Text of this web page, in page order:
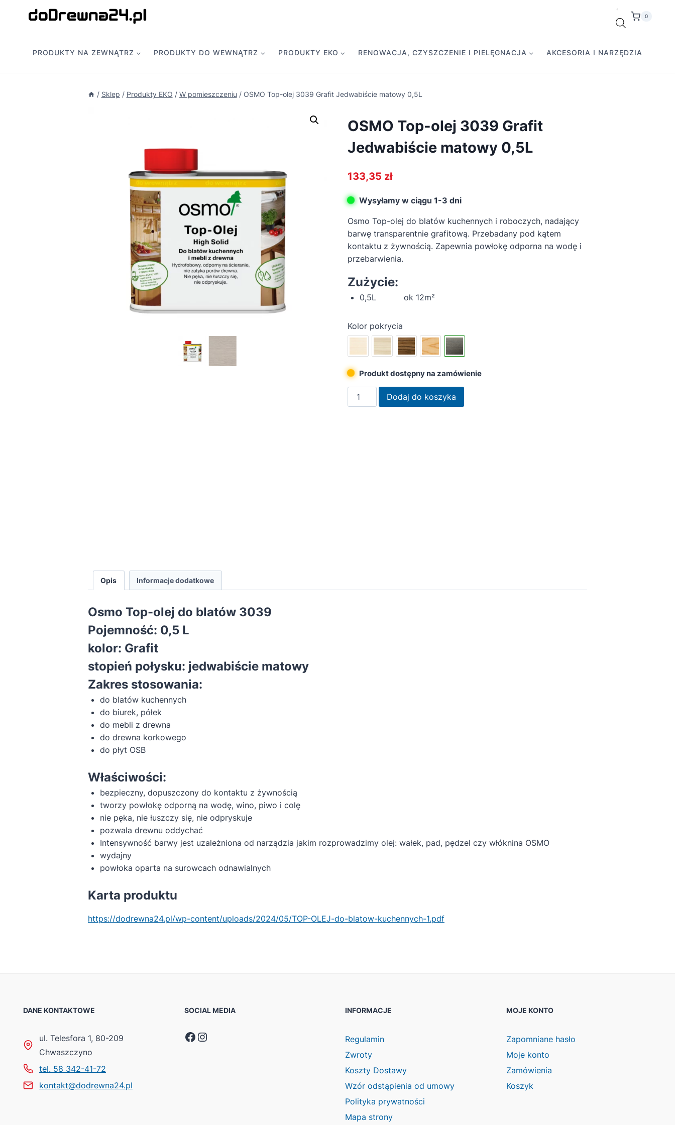
0
PRODUKTY NA ZEWNĄTRZ PRODUKTY DO WEWNĄTRZ PRODUKTY EKO RENOWACJA, CZYSZCZENIE I PIELĘGNACJA AKCESORIA I NARZĘDZIA
/ Sklep / Produkty EKO / W pomieszczeniu / OSMO Top-olej 3039 Grafit Jedwabiście matowy 0,5L
OSMO Top-olej 3039 Grafit
Jedwabiście matowy 0,5L
133,35 zł
Wysyłamy w ciągu 1-3 dni
Osmo Top-olej do blatów kuchennych i roboczych, nadający
barwę transparentnie grafitową. Przebadany pod kątem
kontaktu z żywnością. Zapewnia powłokę odporna na wodę i
przebarwienia.
Zużycie:
0,5L ok 12m²
Kolor pokrycia
Produkt dostępny na zamówienie
ilość
OSMO
Dodaj do koszyka
Opis Informacje dodatkowe
Osmo Top-olej do blatów 3039
Pojemność: 0,5 L
kolor: Grafit
stopień połysku: jedwabiście matowy
Zakres stosowania:
do blatów kuchennych
do biurek, półek
do mebli z drewna
do drewna korkowego
do płyt OSB
Właściwości:
bezpieczny, dopuszczony do kontaktu z żywnością
tworzy powłokę odporną na wodę, wino, piwo i colę
nie pęka, nie łuszczy się, nie odpryskuje
pozwala drewnu oddychać
Intensywność barwy jest uzależniona od narządzia jakim rozprowadzimy olej: wałek, pad, pędzel czy włóknina OSMO
wydajny
powłoka oparta na surowcach odnawialnych
Karta produktu
https://dodrewna24.pl/wp-content/uploads/2024/05/TOP-OLEJ-do-blatow-kuchennych-1.pdf
DANE KONTAKTOWE
ul. Telesfora 1, 80-209
Chwaszczyno
tel. 58 342-41-72
kontakt@dodrewna24.pl
SOCIAL MEDIA
Facebook
Instagram
INFORMACJE
Regulamin
Zwroty
Koszty Dostawy
Wzór odstąpienia od umowy
Polityka prywatności
Mapa strony
MOJE KONTO
Zapomniane hasło
Moje konto
Zamówienia
Koszyk